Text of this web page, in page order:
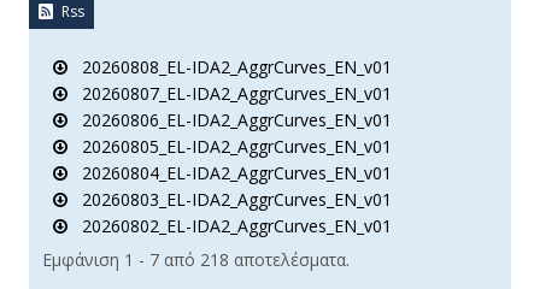
Rss
20260808_EL-IDA2_AggrCurves_EN_v01
20260807_EL-IDA2_AggrCurves_EN_v01
20260806_EL-IDA2_AggrCurves_EN_v01
20260805_EL-IDA2_AggrCurves_EN_v01
20260804_EL-IDA2_AggrCurves_EN_v01
20260803_EL-IDA2_AggrCurves_EN_v01
20260802_EL-IDA2_AggrCurves_EN_v01
Εμφάνιση 1 - 7 από 218 αποτελέσματα.